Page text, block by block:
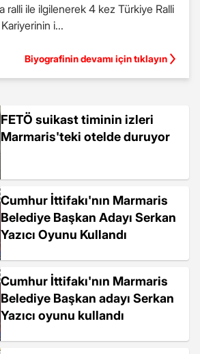
ralli ile ilgilenerek 4 kez Türkiye Ralli
i...
Biyografinin devamı için tıklayın
FETÖ suikast timinin izleri
Marmaris'teki otelde duruyor
Cumhur İttifakı'nın Marmaris
Belediye Başkan Adayı Serkan
Yazıcı Oyunu Kullandı
Cumhur İttifakı'nın Marmaris
Belediye Başkan adayı Serkan
Yazıcı oyunu kullandı